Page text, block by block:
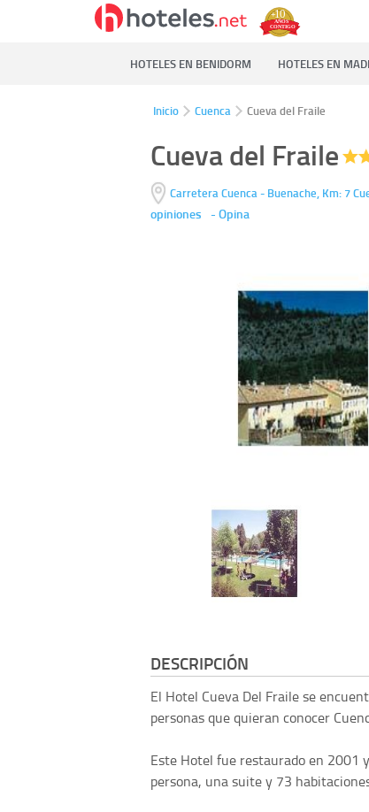
HOTELES EN BENIDORM HOTELES EN
Inicio Cuenca Cueva del Fraile
Cueva del Fraile
Carretera Cuenca - Buenache, Km: 7
opiniones -Opina
DESCRIPCIÓN
El Hotel Cueva Del Fraile se
personas que quieran conocer
Este Hotel fue restaurado en 2001
persona, una suite y 73